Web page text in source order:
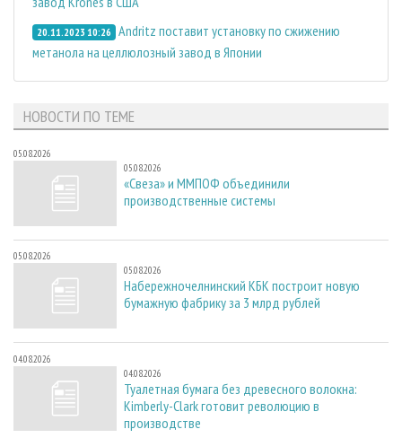
20.11.2023 10:26 Andritz поставит установку по сжижению
метанола на целлюлозный завод в Японии
НОВОСТИ ПО ТЕМЕ
05.08.2026
05.08.2026
«Свеза» и ММПОФ объединили
производственные системы
05.08.2026
05.08.2026
Набережночелнинский КБК построит новую
бумажную фабрику за 3 млрд рублей
04.08.2026
04.08.2026
Туалетная бумага без древесного волокна:
Kimberly-Clark готовит революцию в
производстве